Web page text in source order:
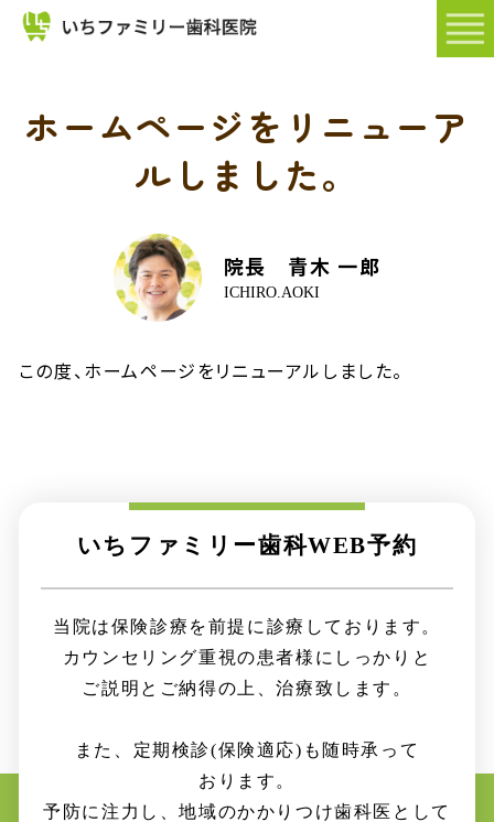
院
長・
ホームページをリニューア
ルしました。
院長 青木 一郎
ICHIRO.AOKI
この度、ホームページをリニューアルしました。
いちファミリー歯科WEB予約
当院は保険診療を前提に 診療して おります。
カウンセリング重視の患者様に しっかりと
ご説明と ご納得の上、治療致します。
また、定期検診(保険適応) も 随時承って
おります。
予防に注力し、地域のかかりつけ歯科医 として